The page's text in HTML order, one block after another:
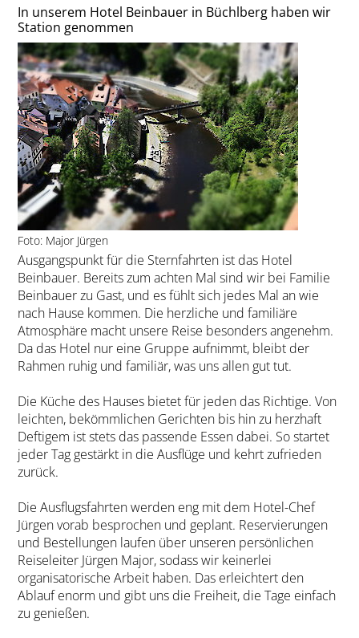
In unserem Hotel Beinbauer in Büchlberg haben wir
Station genommen
Foto: Major Jürgen
Ausgangspunkt für die Sternfahrten ist das Hotel
Beinbauer. Bereits zum achten Mal sind wir bei Familie
Beinbauer zu Gast, und es fühlt sich jedes Mal an wie
nach Hause kommen. Die herzliche und familiäre
Atmosphäre macht unsere Reise besonders angenehm.
Da das Hotel nur eine Gruppe aufnimmt, bleibt der
Rahmen ruhig und familiär, was uns allen gut tut.
Die Küche des Hauses bietet für jeden das Richtige. Von
leichten, bekömmlichen Gerichten bis hin zu herzhaft
Deftigem ist stets das passende Essen dabei. So startet
jeder Tag gestärkt in die Ausflüge und kehrt zufrieden
zurück.
Die Ausflugsfahrten werden eng mit dem Hotel-Chef
Jürgen vorab besprochen und geplant. Reservierungen
und Bestellungen laufen über unseren persönlichen
Reiseleiter Jürgen Major, sodass wir keinerlei
organisatorische Arbeit haben. Das erleichtert den
Ablauf enorm und gibt uns die Freiheit, die Tage einfach
zu genießen.